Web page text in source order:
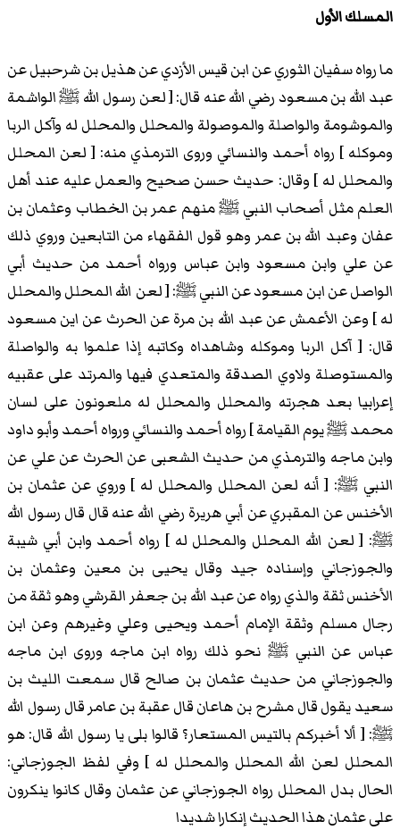
المسلك الأول
ما رواه سفيان الثوري عن ابن قيس الأزدي عن هذيل بن شرحبيل عن
عبد الله بن مسعود رضي الله عنه قال: [ لعن رسول الله ﷺ الواشمة
والموشومة والواصلة والموصولة والمحلل والمحلل له وآكل الربا
وموكله ] رواه أحمد والنسائي وروى الترمذي منه: [ لعن المحلل
والمحلل له ] وقال: حديث حسن صحيح والعمل عليه عند أهل
العلم مثل أصحاب النبي ﷺ منهم عمر بن الخطاب وعثمان بن
عفان وعبد الله بن عمر وهو قول الفقهاء من التابعين وروي ذلك
عن علي وابن مسعود وابن عباس ورواه أحمد من حديث أبي
الواصل عن ابن مسعود عن النبي ﷺ: [ لعن الله المحلل والمحلل
له ] وعن الأعمش عن عبد الله بن مرة عن الحرث عن اين مسعود
قال: [ آكل الربا وموكله وشاهداه وكاتبه إذا علموا به والواصلة
والمستوصلة ولاوي الصدقة والمتعدي فيها والمرتد على عقبيه
إعرابيا بعد هجرته والمحلل والمحلل له ملعونون على لسان
محمد ﷺ يوم القيامة ] رواه أحمد والنسائي ورواه أحمد وأبو داود
وابن ماجه والترمذي من حديث الشعبى عن الحرث عن علي عن
النبي ﷺ: [ أنه لعن المحلل والمحلل له ] وروي عن عثمان بن
الأخنس عن المقبري عن أبي هريرة رضي الله عنه قال قال رسول الله
ﷺ: [ لعن الله المحلل والمحلل له ] رواه أحمد وابن أبي شيبة
والجوزجاني وإسناده جيد وقال يحيى بن معين وعثمان بن
الأخنس ثقة والذي رواه عن عبد الله بن جعفر القرشي وهو ثقة من
رجال مسلم وثقة الإمام أحمد ويحيى وعلي وغيرهم وعن ابن
عباس عن النبي ﷺ نحو ذلك رواه ابن ماجه وروى ابن ماجه
والجوزجاني من حديث عثمان بن صالح قال سمعت الليث بن
سعيد يقول قال مشرح بن هاعان قال عقبة بن عامر قال رسول الله
ﷺ: [ ألا أخبركم بالتيس المستعار؟ قالوا بلى يا رسول الله قال: هو
المحلل لعن الله المحلل والمحلل له ] وفي لفظ الجوزجاني:
الحال بدل المحلل رواه الجوزجاني عن عثمان وقال كانوا ينكرون
على عثمان هذا الحديث إنكارا شديدا